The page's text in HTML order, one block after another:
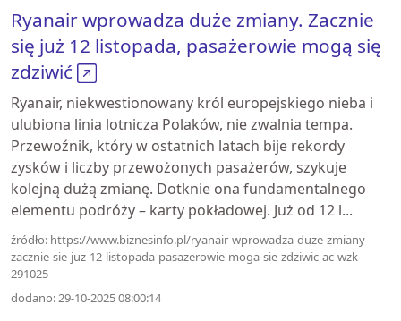
Ryanair wprowadza duże zmiany. Zacznie
się już 12 listopada, pasażerowie mogą się
zdziwić
Ryanair, niekwestionowany król europejskiego nieba i
ulubiona linia lotnicza Polaków, nie zwalnia tempa.
Przewoźnik, który w ostatnich latach bije rekordy
zysków i liczby przewożonych pasażerów, szykuje
kolejną dużą zmianę. Dotknie ona fundamentalnego
elementu podróży – karty pokładowej. Już od 12 l...
źródło: https://www.biznesinfo.pl/ryanair-wprowadza-duze-zmiany-
zacznie-sie-juz-12-listopada-pasazerowie-moga-sie-zdziwic-ac-wzk-
291025
dodano: 29-10-2025 08:00:14